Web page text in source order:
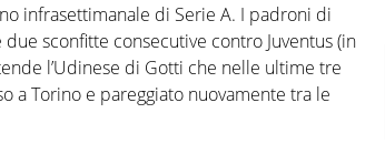
infrasettimanale di Serie A. I padroni di
sconfitte consecutive contro Juventus (in
l’Udinese di Gotti che nelle ultime tre
a Torino e pareggiato nuovamente tra le